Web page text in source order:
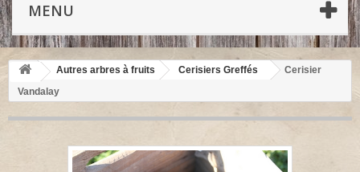
MENU
Autres arbres à fruits Cerisiers Greffés
Cerisier
Vandalay